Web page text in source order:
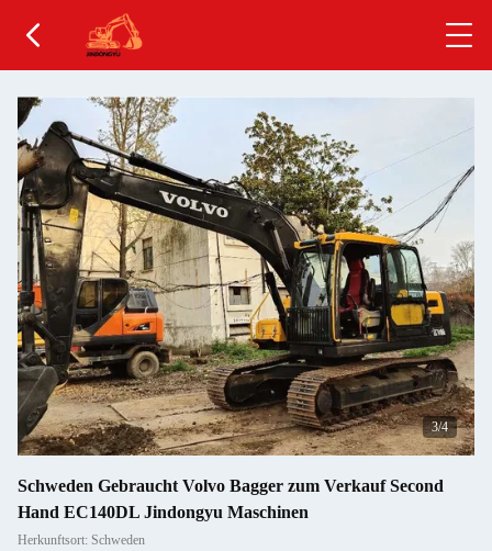
4/4
Schweden Gebraucht Volvo Bagger zum Verkauf Second
Hand EC140DL Jindongyu Maschinen
Herkunftsort: Schweden